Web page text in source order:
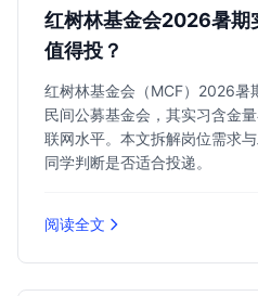
红树林基金会2026暑期
值得投？
红树林基金会（MCF）2026暑
民间公募基金会，其实习含金
联网水平。本文拆解岗位需求
同学判断是否适合投递。
阅读全文